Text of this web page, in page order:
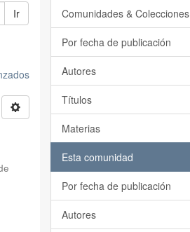
Ir Comunidades & Colecciones
Por fecha de publicación
Autores
Títulos
Materias
Esta comunidad
Por fecha de publicación
Autores